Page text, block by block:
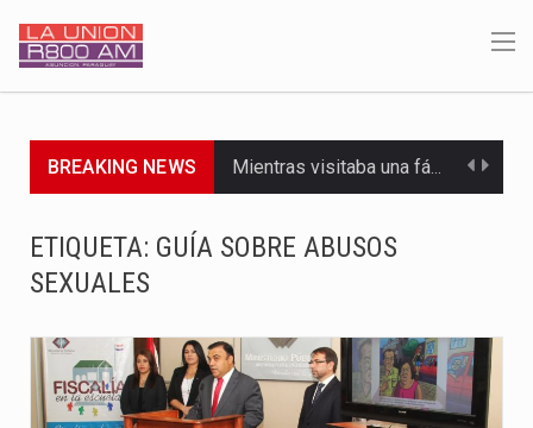
BREAKING NEWS Mientras visitaba una fábrica de armamentos en San Paulo, el…
El presidente de la República se encontraba en el aeropuerto…
ETIQUETA: GUÍA SOBRE ABUSOS
SEXUALES